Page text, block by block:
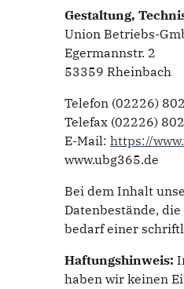
Gestaltung,
Union Betriebs-
Egermannstr. 2
53359 Rheinbach
Telefon (02226)
Telefax (02226)
E-Mail: https://
www.ubg365.de
Bei dem Inhalt
Datenbestände,
bedarf einer
Haftungshinweis:
haben wir keinen